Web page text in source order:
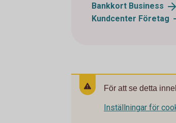
Bankkort Business
Kundcenter Företag
För att se detta
Inställningar för